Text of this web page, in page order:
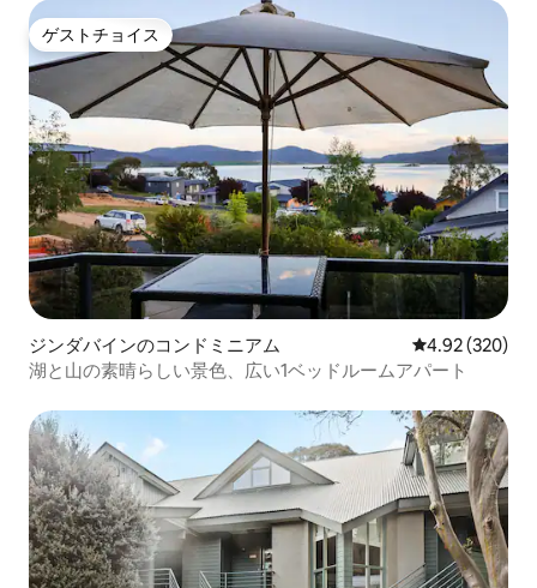
ゲストチョイス
ゲストチョイス
ジンダバインのコンドミニアム レビュー320
4.92 (320)
湖と山の素晴らしい景色、広い1ベッドルームアパート